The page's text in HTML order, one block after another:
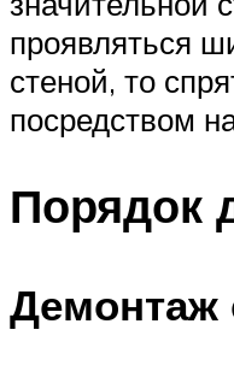
проявляться
стеной, то
посредством
Порядок
Демонтаж